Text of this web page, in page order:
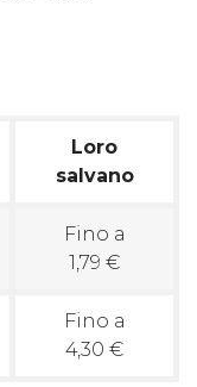
Loro
salvano
Fino a
1,79 €
Fino a
4,30 €